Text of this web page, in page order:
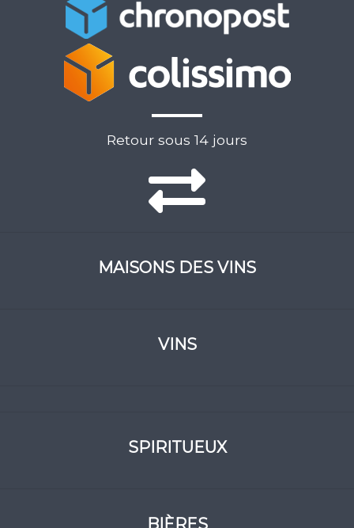
Retour sous 14 jours
MAISONS DES VINS
VINS
SPIRITUEUX
BIÈRES